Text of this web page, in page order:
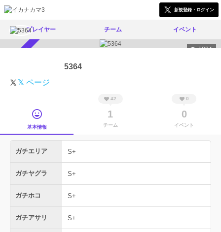
新規登録・ログイン
プレイヤー チーム イベント
1304
5364
𝕏 ページ
基本情報
42
1
チーム
0
0
イベント
ガチエリア S+
ガチヤグラ S+
ガチホコ S+
ガチアサリ S+